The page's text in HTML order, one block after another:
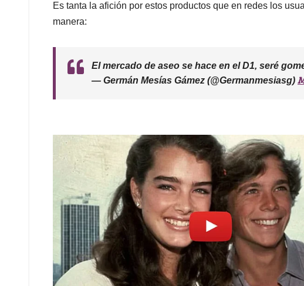
Es tanta la afición por estos productos que en redes los
manera:
El mercado de aseo se hace en el D1, seré
— Germán Mesías Gámez (@Germanmesiasg)